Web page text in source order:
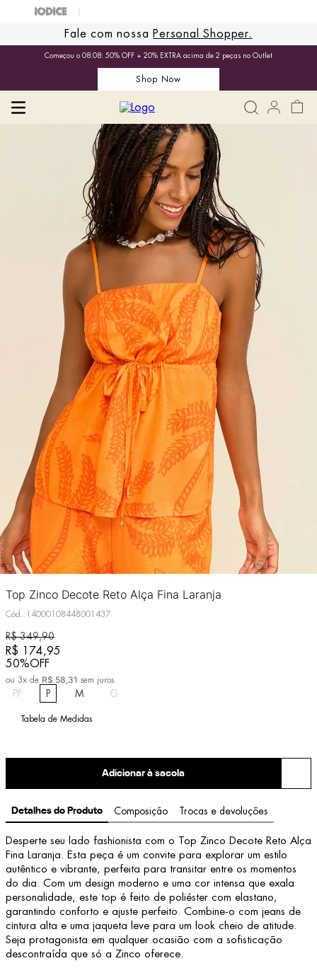
Fale com nossa Personal Shopper.
Começou o 08.08: 50% OFF + 20% EXTRA acima de 2 peças no Outlet
Shop Now
Top Zinco Decote Reto Alça Fina Laranja
Cód. : 14000108448001437
R$ 349,90
R$ 174,95
50%OFF
ou 3x de R$ 58,31 sem juros
PP P M G
Tabela de Medidas
Adicionar à sacola
Detalhes do Produto Composição Trocas e devoluções
Desperte seu lado fashionista com o Top Zinco Decote Reto Alça
Fina Laranja. Esta peça é um convite para explorar um estilo
autêntico e vibrante, perfeita para transitar entre os momentos
do dia. Com um design moderno e uma cor intensa que exala
personalidade, este top é feito de poliéster com elastano,
garantindo conforto e ajuste perfeito. Combine-o com jeans de
cintura alta e uma jaqueta leve para um look cheio de atitude.
Seja protagonista em qualquer ocasião com a sofisticação
descontraída que só a Zinco oferece.